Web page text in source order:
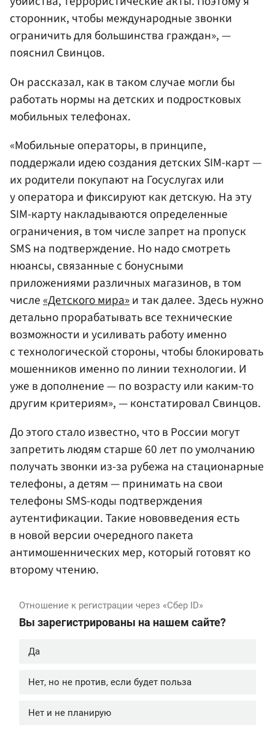
сторонник, чтобы международные звонки
ограничить для большинства граждан», —
пояснил Свинцов.
Он рассказал, как в таком случае могли бы
работать нормы на детских и подростковых
мобильных телефонах.
«Мобильные операторы, в принципе,
поддержали идею создания детских SIM-карт —
их родители покупают на Госуслугах или
у оператора и фиксируют как детскую. На эту
SIM-карту накладываются определенные
ограничения, в том числе запрет на пропуск
SMS на подтверждение. Но надо смотреть
нюансы, связанные с бонусными
приложениями различных магазинов, в том
числе«Детского мира»и так далее. Здесь нужно
детально прорабатывать все технические
возможности и усиливать работу именно
с технологической стороны, чтобы блокировать
мошенников именно по линии технологии. И
уже в дополнение — по возрасту или каким-то
другим критериям», — констатировал Свинцов.
До этого стало известно, что в России могут
запретить людям старше 60 лет по умолчанию
получать звонки из-за рубежа на стационарные
телефоны, а детям — принимать на свои
телефоны SMS-коды подтверждения
аутентификации. Такие нововведения есть
в новой версии очередного пакета
антимошеннических мер, который готовят ко
второму чтению.